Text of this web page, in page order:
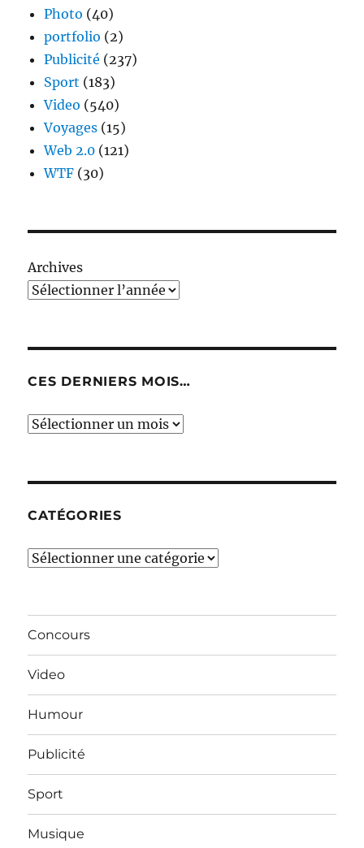
Photo (40)
portfolio (2)
Publicité (237)
Sport (183)
Video (540)
Voyages (15)
Web 2.0 (121)
WTF (30)
Archives
CES DERNIERS MOIS…
Ces
CATÉGORIES
Catégories
Concours
Video
Humour
Publicité
Sport
Musique